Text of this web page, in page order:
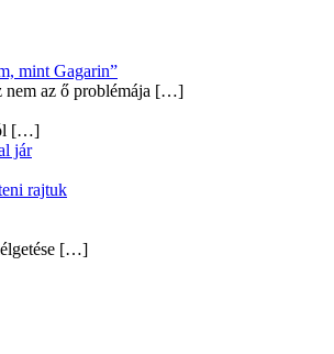
mint Gagarin”
az ő problémája […]
[…]
jár
rajtuk
[…]